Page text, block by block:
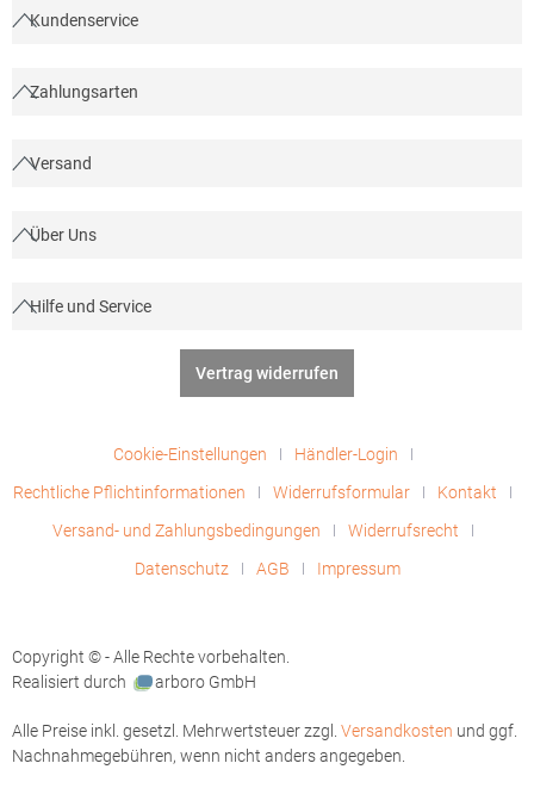
textil.de
Kundenservice
Zahlungsarten
Versand
Über Uns
Hilfe und Service
Vertrag widerrufen
Cookie-Einstellungen
Händler-Login
Rechtliche Pflichtinformationen
Widerrufsformular
Kontakt
Versand- und Zahlungsbedingungen
Widerrufsrecht
Datenschutz
AGB Impressum
Copyright © - Alle Rechte vorbehalten.
Realisiert durch
arboro GmbH
Alle Preise inkl. gesetzl. Mehrwertsteuer zzgl. Versandkosten und ggf.
Nachnahmegebühren, wenn nicht anders angegeben.